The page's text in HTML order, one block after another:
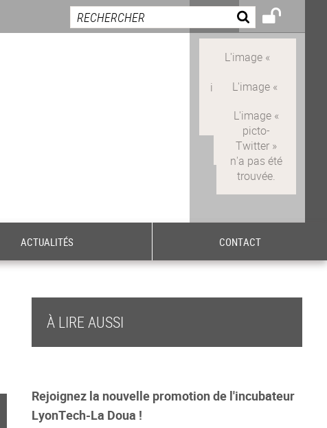
ACTUALITÉS CONTACT
À LIRE AUSSI
Rejoignez la nouvelle promotion de l'incubateur
LyonTech-La Doua !